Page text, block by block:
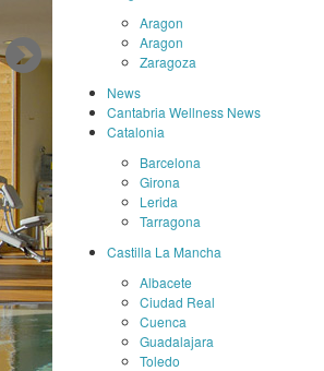
Aragon
Aragon
Zaragoza
News
Cantabria Wellness News
Catalonia
Barcelona
Girona
Lerida
Tarragona
Castilla La Mancha
Albacete
Ciudad Real
Cuenca
Guadalajara
Toledo